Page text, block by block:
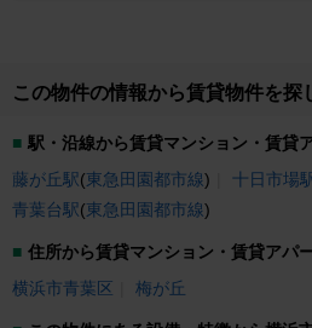
いませ。お客様のご来店を心よりお待ちし
この物件の情報から賃貸物件を探
駅・沿線から賃貸マンション・賃貸
藤が丘駅(東急田園都市線) 十日市場
青葉台駅(東急田園都市線)
住所から賃貸マンション・賃貸アパ
横浜市青葉区
梅が丘